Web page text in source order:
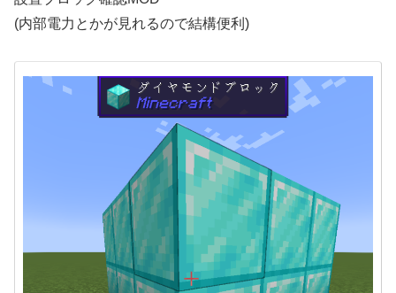
(内部電力とかが見れるので結構便利)